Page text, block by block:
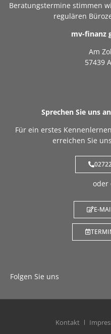
Beratungstermine stimmen
regulären
mv-finanz
Am
57439
Sprechen Sie uns
Für ein erstes
erreichen Sie
oder
E-
Folgen Sie uns
Kontakt